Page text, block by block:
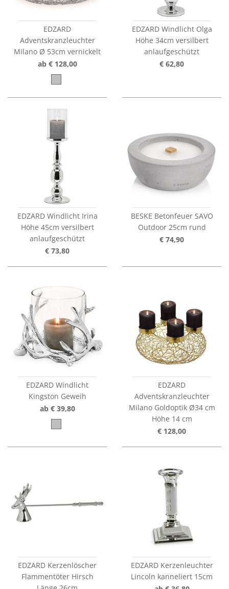
EDZARD
Adventskranzleuchter
Milano Ø 53cm vernickelt
ab € 128,00
EDZARD Windlicht Olga
Höhe 34cm versilbert
anlaufgeschützt
€ 62,80
EDZARD Windlicht Irina
Höhe 45cm versilbert
anlaufgeschützt
€ 73,80
BESKE Betonfeuer SAVO
Outdoor 25cm rund
€ 74,90
EDZARD Windlicht
Kingston Geweih
ab € 39,80
EDZARD
Adventskranzleuchter
Milano Goldoptik Ø34 cm
Höhe 14 cm
€ 128,00
EDZARD Kerzenlöscher
Flammentöter Hirsch
EDZARD Kerzenleuchter
Lincoln kanneliert 15cm